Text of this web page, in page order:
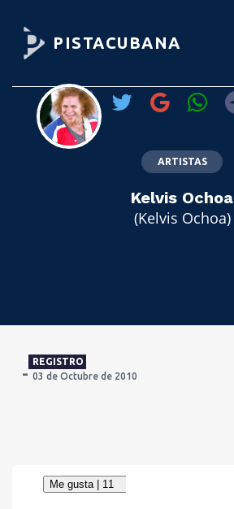
PISTACUBANA
ARTISTAS
Kelvis Ochoa
(Kelvis Ochoa)
REGISTRO
03 de Octubre de 2010